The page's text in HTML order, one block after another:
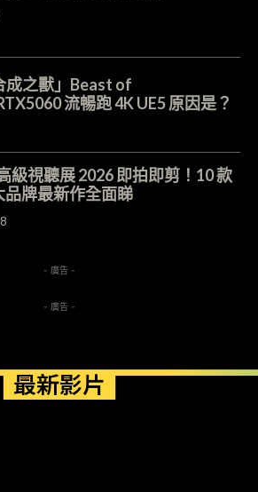
成之獸」Beast of
流暢跑 4K UE5 原因是？
級視聽展 2026 即拍即剪！10 款
品牌最新作全面睇
- 廣告 -
- 廣告 -
最新影片